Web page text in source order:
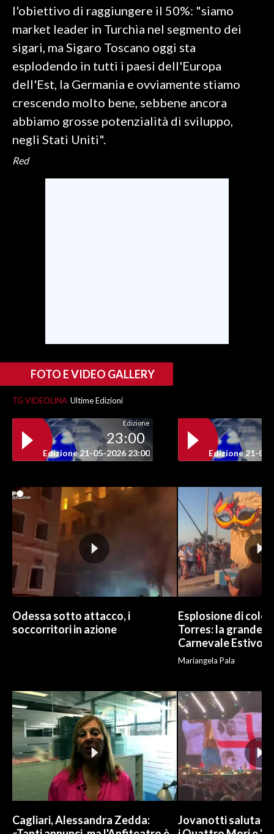
l'obiettivo di raggiungere il 50%: "siamo
market leader in Turchia nel segmento dei
sigari, ma Sigaro Toscano oggi sta
esplodendo in tutti i paesi dell'Europa
dell'Est, la Germania e ovviamente stiamo
crescendo molto bene, sebbene ancora
abbiamo grosse potenzialità di sviluppo,
negli Stati Uniti".
Red
FOTO E VIDEO GALLERY
TG VIDEOLINA Ultime Edizioni
Edizione
23:00
Edizione 21-05-2026 23:00 Edizione 21-05-
Odessa sotto attacco, i
soccorritori in azione
Esplosione di
Torres: la grande
Carnevale Estivo
Mariangela Pala
Cagliari, Alessandra Zedda:
Jovanotti saluta la